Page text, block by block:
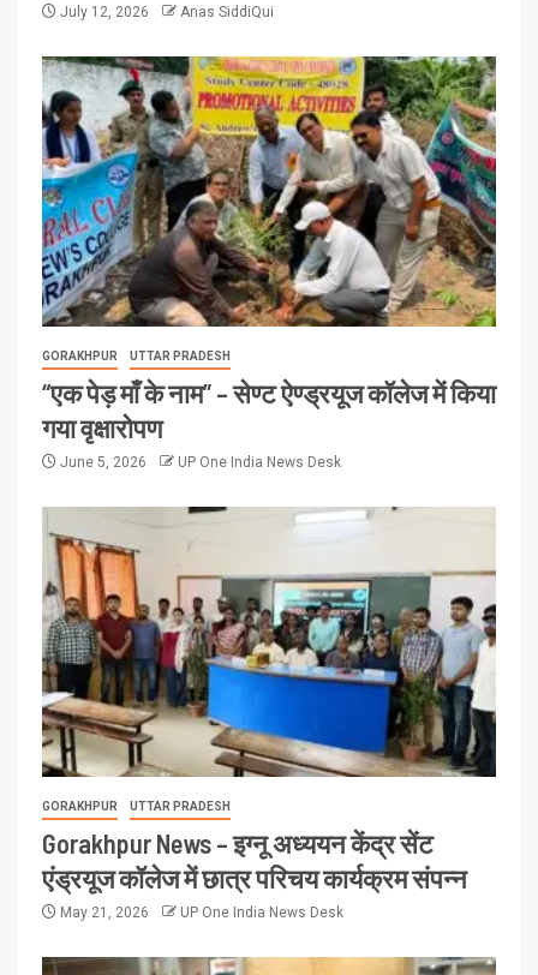
July 12, 2026 Anas SiddiQui
GORAKHPUR UTTAR PRADESH
“एक पेड़ माँ के नाम” – सेण्ट ऐण्ड्रयूज कॉलेज में किया
गया वृक्षारोपण
June 5, 2026 UP One India News Desk
GORAKHPUR UTTAR PRADESH
Gorakhpur News – इग्नू अध्ययन केंद्र सेंट
एंड्रयूज कॉलेज में छात्र परिचय कार्यक्रम संपन्न
May 21, 2026 UP One India News Desk